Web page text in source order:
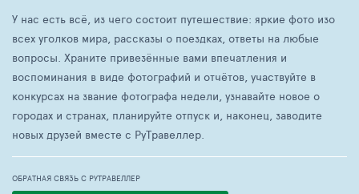
У нас есть всё, из чего состоит путешествие: яркие фото изо
всех уголков мира, рассказы о поездках, ответы на любые
вопросы. Храните привезённые вами впечатления и
воспоминания в виде фотографий и отчётов, участвуйте в
конкурсах на звание фотографа недели, узнавайте новое о
городах и странах, планируйте отпуск и, наконец, заводите
новых друзей вместе с РуТравеллер.
ОБРАТНАЯ СВЯЗЬ С РУТРАВЕЛЛЕР